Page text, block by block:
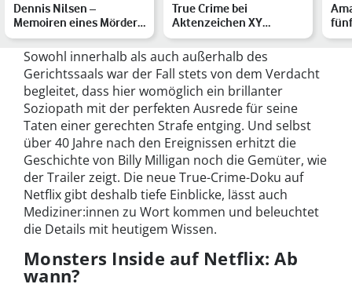
Dennis Nilsen –
Memoiren eines Mörders
auf Netflix: Alles zur
neu…
True Crime bei
Aktenzeichen XY
ungelöst: 5 spannende
Fälle der Fa…
Sowohl innerhalb als auch außerhalb des
Gerichtssaals war der Fall stets von dem Verdacht
begleitet, dass hier womöglich ein brillanter
Soziopath mit der perfekten Ausrede für seine
Taten einer gerechten Strafe entging. Und selbst
über 40 Jahre nach den Ereignissen erhitzt die
Geschichte von Billy Milligan noch die Gemüter, wie
der Trailer zeigt. Die neue True-Crime-Doku auf
Netflix gibt deshalb tiefe Einblicke, lässt auch
Mediziner:innen zu Wort kommen und beleuchtet
die Details mit heutigem Wissen.
Monsters Inside auf Netflix: Ab
wann?